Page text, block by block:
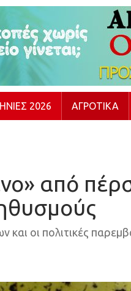
2026 ΑΓΡΟΤΙΚΆ
από
οι πολιτικές